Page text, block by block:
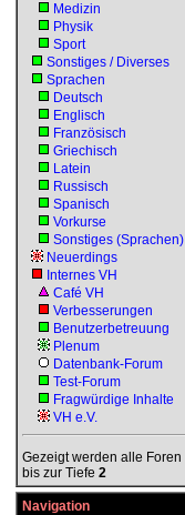
Medizin
Physik
Sport
Sonstiges / Diverses
Sprachen
Deutsch
Englisch
Französisch
Griechisch
Latein
Russisch
Spanisch
Vorkurse
Sonstiges (Sprachen)
Neuerdings
Internes VH
Café VH
Verbesserungen
Benutzerbetreuung
Plenum
Datenbank-Forum
Test-Forum
Fragwürdige Inhalte
VH e.V.
Gezeigt werden alle Foren
bis zur Tiefe 2
Navigation